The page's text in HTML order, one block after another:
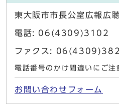
東大阪市市長公室広報広
電話: 06(4309)3102
ファクス:
電話番号のかけ間違いにご注
お問い合わせフォーム